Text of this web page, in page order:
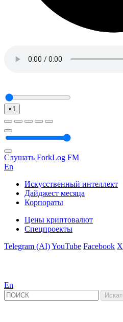
×1
Слушать ForkLog FM
En
Искусственный интеллект
Дайджест месяца
Корпораты
Цены криптовалют
Спецпроекты
Telegram (AI)YouTube Facebook X
En